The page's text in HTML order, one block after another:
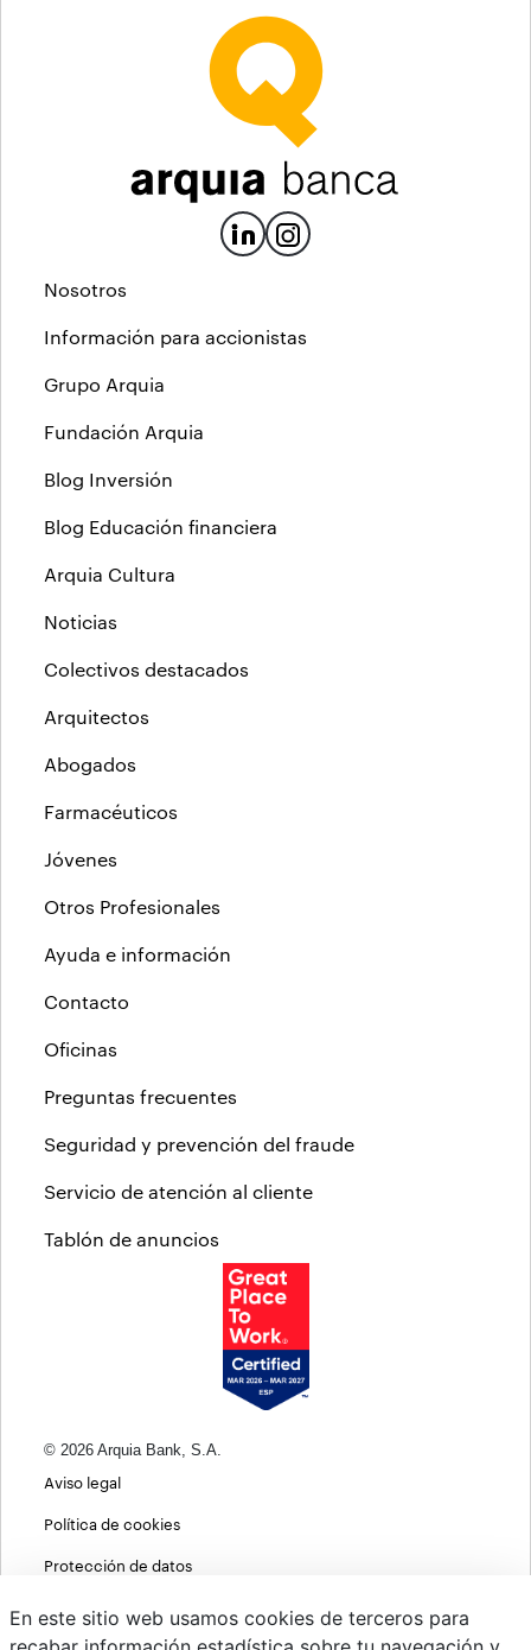
Nosotros
Información para accionistas
Grupo Arquia
Fundación Arquia
Blog Inversión
Blog Educación financiera
Arquia Cultura
Noticias
Colectivos destacados
Arquitectos
Abogados
Farmacéuticos
Jóvenes
Otros Profesionales
Ayuda e información
Contacto
Oficinas
Preguntas frecuentes
Seguridad y prevención del fraude
Servicio de atención al cliente
Tablón de anuncios
© 2026 Arquia Bank, S.A.
Aviso legal
Política de cookies
Protección de datos
Política de privacidad web
En este sitio web usamos cookies de terceros para